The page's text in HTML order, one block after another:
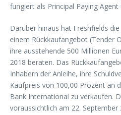
fungiert als Principal Paying
Darüber hinaus hat Freshfields
einem Rückkaufangebot (Tender
ihre ausstehende 500 Millionen
2018 beraten. Das
Inhabern der Anleihe, ihre
Kaufpreis von 100,00 Prozent an
Bank International zu verkaufen.
voraussichtlich am 22. September